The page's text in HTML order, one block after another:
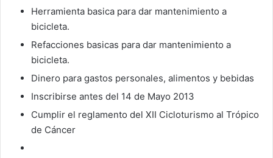
Herramienta basica para dar mantenimiento a
bicicleta.
Refacciones basicas para dar mantenimiento a
bicicleta.
Dinero para gastos personales, alimentos y bebidas
Inscribirse antes del 14 de Mayo 2013
Cumplir el reglamento del XII Cicloturismo al Trópico
de Cáncer